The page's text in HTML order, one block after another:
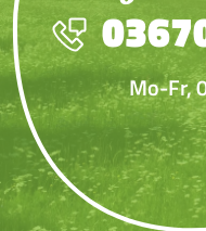
Mo-Fr,